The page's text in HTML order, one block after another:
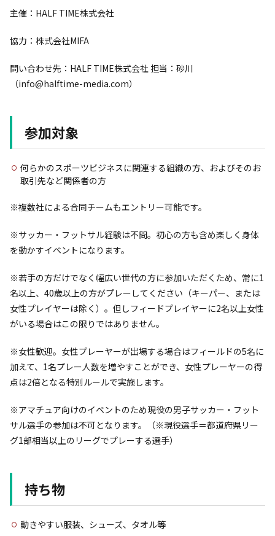
主催：HALF TIME株式会社
協力：株式会社MIFA
問い合わせ先：HALF TIME株式会社 担当：砂川
（info@halftime-media.com）
参加対象
何らかのスポーツビジネスに関連する組織の方、およびそのお
取引先など関係者の方
※複数社による合同チームもエントリー可能です。
※サッカー・フットサル経験は不問。初心の方も含め楽しく身体
を動かすイベントになります。
※若手の方だけでなく幅広い世代の方に参加いただくため、常に1
名以上、40歳以上の方がプレーしてください（キーパー、または
女性プレイヤーは除く）。但しフィードプレイヤーに2名以上女性
がいる場合はこの限りではありません。
※女性歓迎。女性プレーヤーが出場する場合はフィールドの5名に
加えて、1名プレー人数を増やすことができ、女性プレーヤーの得
点は2倍となる特別ルールで実施します。
※アマチュア向けのイベントのため現役の男子サッカー・フット
サル選手の参加は不可となります。（※現役選手＝都道府県リー
グ1部相当以上のリーグでプレーする選手）
持ち物
動きやすい服装、シューズ、タオル等